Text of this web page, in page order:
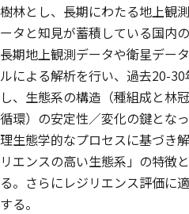
樹林とし、長期にわたる地上観
ータと知見が蓄積している国内
長期地上観測データや衛星デー
ルによる解析を行い、過去20-
し、生態系の構造（種組成と林
循環）の安定性／変化の鍵とな
理生態学的なプロセスに基づき
リエンスの高い生態系」の特徴
る。さらにレジリエンス評価に
する。